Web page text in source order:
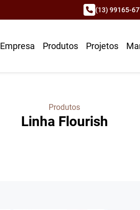
(13) 99165-
Empresa Produtos Projetos
Produtos
Linha Flourish